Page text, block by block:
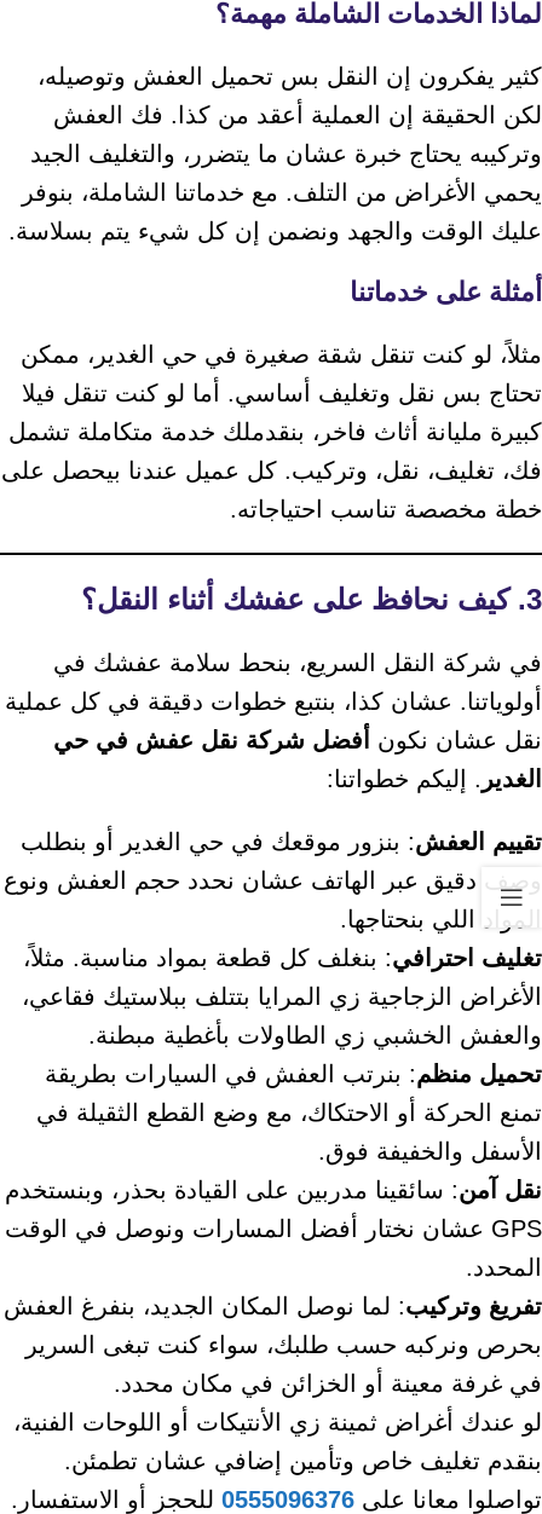
لماذا الخدمات الشاملة مهمة؟
كثير يفكرون إن النقل بس تحميل العفش وتوصيله،
لكن الحقيقة إن العملية أعقد من كذا. فك العفش
وتركيبه يحتاج خبرة عشان ما يتضرر، والتغليف الجيد
يحمي الأغراض من التلف. مع خدماتنا الشاملة، بنوفر
عليك الوقت والجهد ونضمن إن كل شيء يتم بسلاسة.
أمثلة على خدماتنا
مثلاً، لو كنت تنقل شقة صغيرة في حي الغدير، ممكن
تحتاج بس نقل وتغليف أساسي. أما لو كنت تنقل فيلا
كبيرة مليانة أثاث فاخر، بنقدملك خدمة متكاملة تشمل
فك، تغليف، نقل، وتركيب. كل عميل عندنا بيحصل على
خطة مخصصة تناسب احتياجاته.
3. كيف نحافظ على عفشك أثناء النقل؟
في شركة النقل السريع، بنحط سلامة عفشك في
أولوياتنا. عشان كذا، بنتبع خطوات دقيقة في كل عملية
نقل عشان نكون
أفضل شركة نقل عفش في حي
الغدير . إليكم خطواتنا:
تقييم العفش: بنزور موقعك في حي الغدير أو بنطلب
وصف دقيق عبر الهاتف عشان نحدد حجم العفش ونوع
المواد اللي بنحتاجها.
تغليف احترافي: بنغلف كل قطعة بمواد مناسبة. مثلاً،
الأغراض الزجاجية زي المرايا بتتلف ببلاستيك فقاعي،
والعفش الخشبي زي الطاولات بأغطية مبطنة.
تحميل منظم: بنرتب العفش في السيارات بطريقة
تمنع الحركة أو الاحتكاك، مع وضع القطع الثقيلة في
الأسفل والخفيفة فوق.
نقل آمن: سائقينا مدربين على القيادة بحذر، وبنستخدم
GPS عشان نختار أفضل المسارات ونوصل في الوقت
المحدد.
تفريغ وتركيب: لما نوصل المكان الجديد، بنفرغ العفش
بحرص ونركبه حسب طلبك، سواء كنت تبغى السرير
في غرفة معينة أو الخزائن في مكان محدد.
لو عندك أغراض ثمينة زي الأنتيكات أو اللوحات الفنية،
بنقدم تغليف خاص وتأمين إضافي عشان تطمئن.
تواصلوا معانا على 0555096376 للحجز أو الاستفسار.